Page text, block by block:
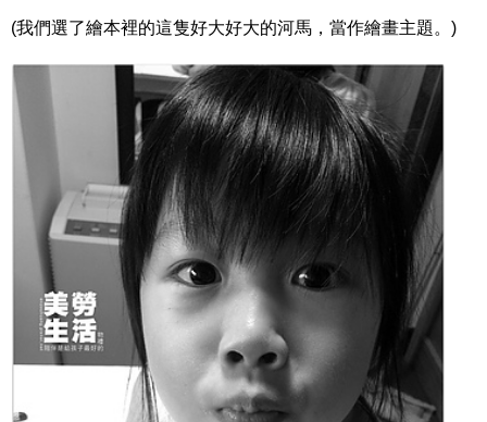
(我們選了繪本裡的這隻好大好大的河馬，當作繪畫主題。)